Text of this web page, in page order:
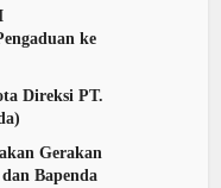
ke
Direksi PT.
Gerakan
Bapenda